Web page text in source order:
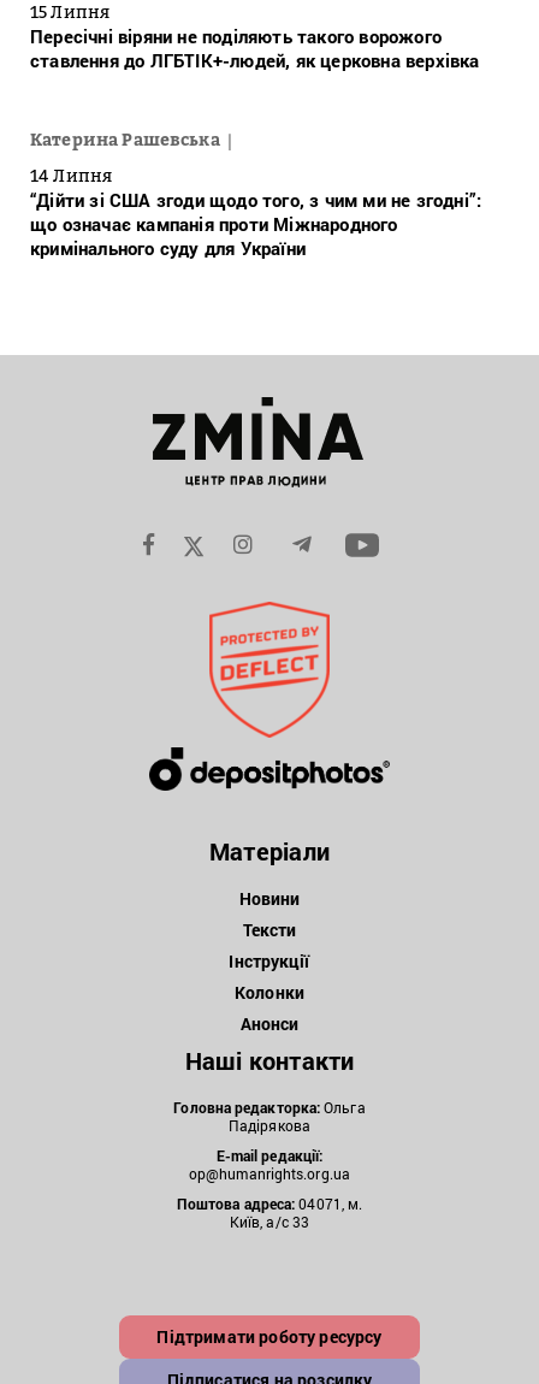
15 Липня
Пересічні віряни не поділяють такого ворожого
ставлення до ЛГБТІК+-людей, як церковна верхівка
Катерина Рашевська
14 Липня
“Дійти зі США згоди щодо того, з чим ми не згодні”:
що означає кампанія проти Міжнародного
кримінального суду для України
Матеріали
Новини
Тексти
Інструкції
Колонки
Анонси
Наші контакти
Головна редакторка:Ольга
Падірякова
E-mail редакції:
op@humanrights.org.ua
Поштова адреса:04071, м.
Київ, а/с 33
Підтримати роботу ресурсу